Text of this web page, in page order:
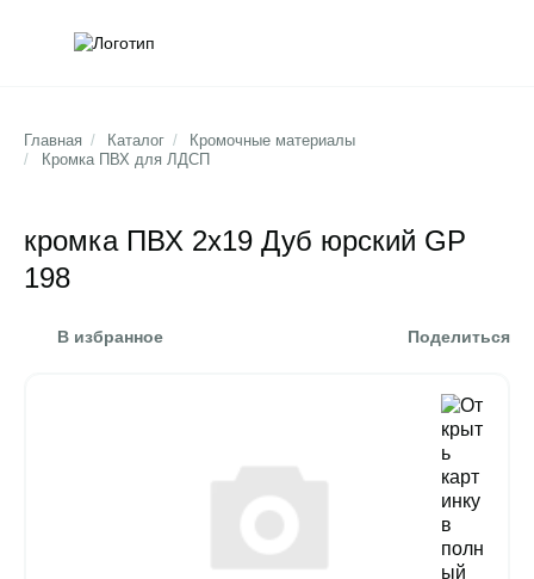
Главная / Каталог /
Кромочные материалы
/
Кромка ПВХ для ЛДСП
кромка ПВХ 2х19 Дуб юрский GP
198
В избранное Поделиться